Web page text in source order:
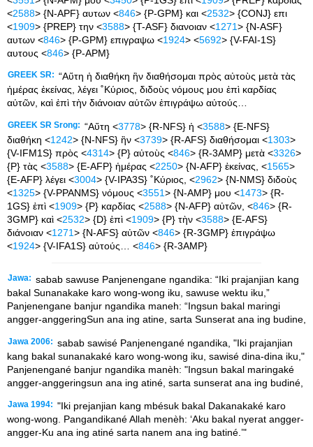
<2588> {N-APF} αυτων <846> {P-GPM} και <2532> {CONJ} επι
<1909> {PREP} την <3588> {T-ASF} διανοιαν <1271> {N-ASF}
αυτων <846> {P-GPM} επιγραψω <1924> <5692> {V-FAI-1S}
αυτους <846> {P-APM}
GREEK SR: “Αὕτη ἡ διαθήκη ἣν διαθήσομαι πρὸς αὐτοὺς μετὰ τὰς
ἡμέρας ἐκείνας, λέγει ˚Κύριος, διδοὺς νόμους μου ἐπὶ καρδίας
αὐτῶν, καὶ ἐπὶ τὴν διάνοιαν αὐτῶν ἐπιγράψω αὐτούς…
GREEK SR Srong: “Αὕτη <3778> {R-NFS} ἡ <3588> {E-NFS}
διαθήκη <1242> {N-NFS} ἣν <3739> {R-AFS} διαθήσομαι <1303>
{V-IFM1S} πρὸς <4314> {P} αὐτοὺς <846> {R-3AMP} μετὰ <3326>
{P} τὰς <3588> {E-AFP} ἡμέρας <2250> {N-AFP} ἐκείνας, <1565>
{E-AFP} λέγει <3004> {V-IPA3S} ˚Κύριος, <2962> {N-NMS} διδοὺς
<1325> {V-PPANMS} νόμους <3551> {N-AMP} μου <1473> {R-
1GS} ἐπὶ <1909> {P} καρδίας <2588> {N-AFP} αὐτῶν, <846> {R-
3GMP} καὶ <2532> {D} ἐπὶ <1909> {P} τὴν <3588> {E-AFS}
διάνοιαν <1271> {N-AFS} αὐτῶν <846> {R-3GMP} ἐπιγράψω
<1924> {V-IFA1S} αὐτούς… <846> {R-3AMP}
Jawa: sabab sawuse Panjenengane ngandika: “Iki prajanjian kang
bakal Sunanakake karo wong-wong iku, sawuse wektu iku,”
Panjenengane banjur ngandika maneh: “Ingsun bakal maringi
angger-anggeringSun ana ing atine, sarta Sunserat ana ing budine,
Jawa 2006: sabab sawisé Panjenengané ngandika, "Iki prajanjian
kang bakal sunanakaké karo wong-wong iku, sawisé dina-dina iku,"
Panjenengané banjur ngandika manèh: "Ingsun bakal maringaké
angger-anggeringsun ana ing atiné, sarta sunserat ana ing budiné,
Jawa 1994: "Iki prejanjian kang mbésuk bakal Dakanakaké karo
wong-wong. Pangandikané Allah menèh: ‘Aku bakal nyerat angger-
angger-Ku ana ing atiné sarta nanem ana ing batiné.’"